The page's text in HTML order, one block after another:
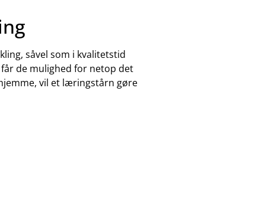
såvel som i kvalitetstid
de mulighed for netop det
vil et læringstårn gøre